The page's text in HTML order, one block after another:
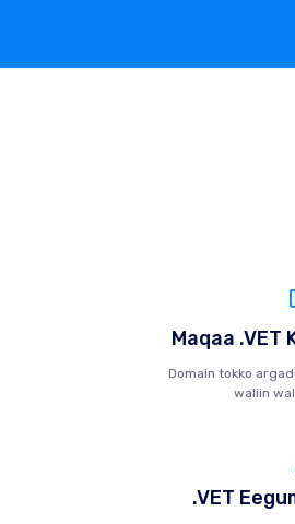
Maqaa .VET
Domain tokko
waliin
.VET